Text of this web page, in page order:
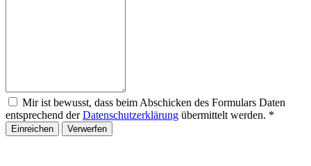
Mir ist bewusst, dass beim Abschicken des Formulars Daten
entsprechend derDatenschutzerklärung übermittelt werden. *
Einreichen Verwerfen